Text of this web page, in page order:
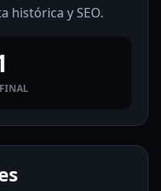
histórica y SEO.